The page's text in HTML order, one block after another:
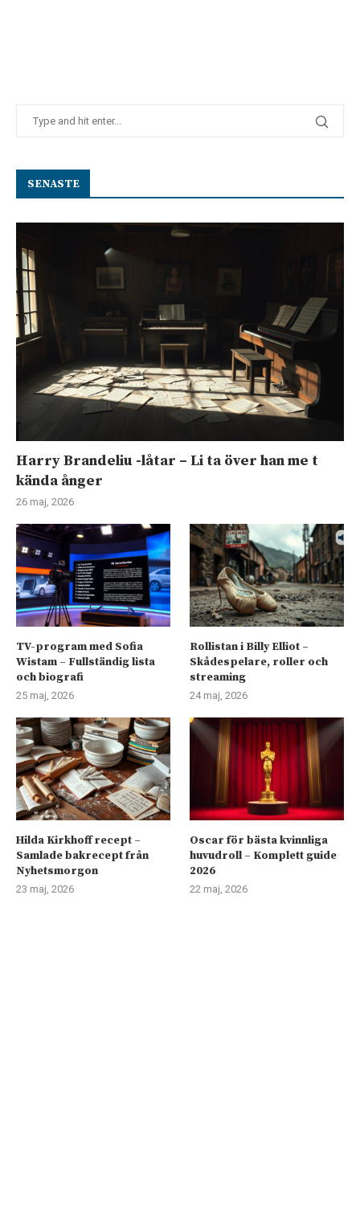
SENASTE
Harry Brandeliu -låtar – Li ta över han me t
kända ånger
26 maj, 2026
TV-program med Sofia
Wistam – Fullständig lista
och biografi
25 maj, 2026
Rollistan i Billy Elliot –
Skådespelare, roller och
streaming
24 maj, 2026
Hilda Kirkhoff recept –
Samlade bakrecept från
Nyhetsmorgon
23 maj, 2026
Oscar för bästa kvinnliga
huvudroll – Komplett guide
2026
22 maj, 2026